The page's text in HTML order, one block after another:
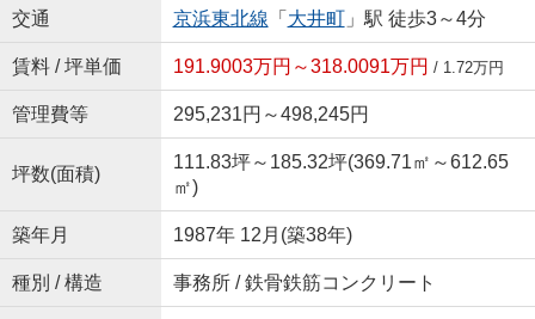
交通 京浜東北線 「 大井町」駅 徒歩3～4分
賃料 / 坪単価 191.9003万円～318.0091万円 / 1.72万円
管理費等 295,231円～498,245円
坪数(面積)
111.83坪～185.32坪(369.71㎡～612.65
㎡)
築年月 1987年 12月(築38年)
種別 / 構造 事務所 / 鉄骨鉄筋コンクリート